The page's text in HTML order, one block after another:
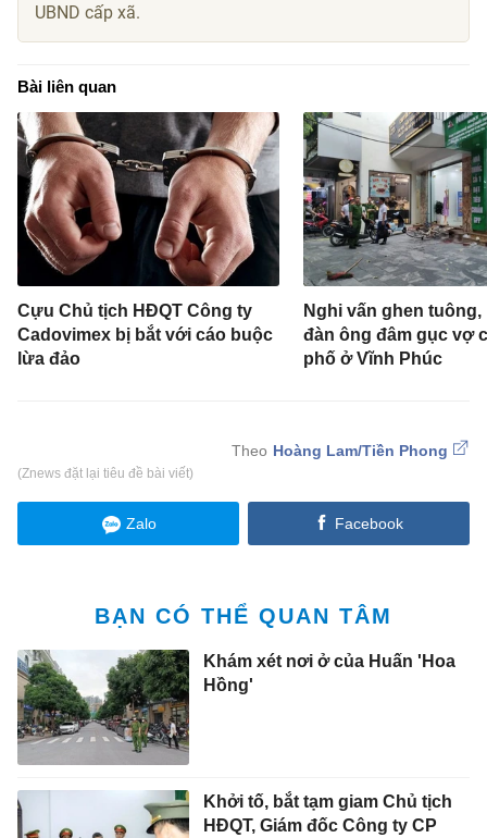
UBND cấp xã.
Bài liên quan
Cựu Chủ tịch HĐQT Công ty
Cadovimex bị bắt với cáo buộc
lừa đảo
Nghi vấn ghen
đàn ông đâm gục vợ
phố ở Vĩnh Phúc
Hoàng Lam/Tiền Phong
(Znews đặt lại tiêu đề bài viết)
Zalo Facebook
BẠN CÓ THỂ QUAN TÂM
Khám xét nơi ở của Huấn 'Hoa
Hồng'
Khởi tố, bắt tạm giam Chủ tịch
HĐQT, Giám đốc Công ty CP